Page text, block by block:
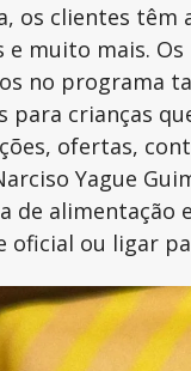
os clientes têm
muito mais.
no programa
crianças
ofertas,
Yague
de
oficial ou ligar